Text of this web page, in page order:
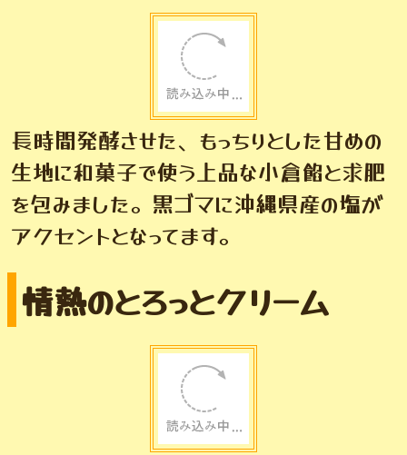
長時間発酵させた、もっちりとした甘めの
生地に和菓子で使う上品な小倉餡と求肥
を包みました。黒ゴマに沖縄県産の塩が
アクセントとなってます。
情熱のとろっとクリーム